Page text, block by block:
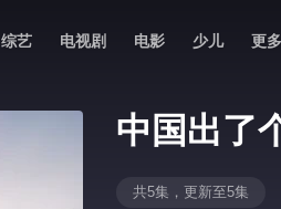
综艺 电视剧 电影 少儿 更多
中国出了
共5集，更新至5集